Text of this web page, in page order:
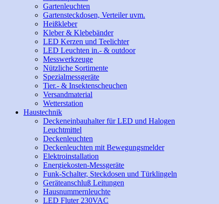
Gartenleuchten
Gartensteckdosen, Verteiler uvm.
Heißkleber
Kleber & Klebebänder
LED Kerzen und Teelichter
LED Leuchten in.- & outdoor
Messwerkzeuge
Nützliche Sortimente
Spezialmessgeräte
Tier.- & Insektenscheuchen
Versandmaterial
Wetterstation
Haustechnik
Deckeneinbauhalter für LED und Halogen
Leuchtmittel
Deckenleuchten
Deckenleuchten mit Bewegungsmelder
Elektroinstallation
Energiekosten-Messgeräte
Funk-Schalter, Steckdosen und Türklingeln
Geräteanschluß Leitungen
Hausnummernleuchte
LED Fluter 230VAC